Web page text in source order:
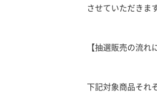
させていただきま
【抽選販売の流れ
下記対象商品それ